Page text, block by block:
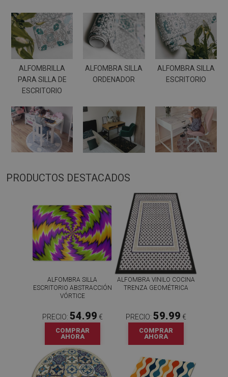
ALFOMBRILLA
PARA SILLA DE
ESCRITORIO
ALFOMBRA SILLA
ORDENADOR
ALFOMBRA SILLA
ESCRITORIO
PRODUCTOS DESTACADOS
ALFOMBRA SILLA
ESCRITORIO ABSTRACCIÓN
VÓRTICE
PRECIO: 54.99 €
COMPRAR
AHORA
ALFOMBRA VINILO COCINA
TRENZA GEOMÉTRICA
PRECIO: 59.99 €
COMPRAR
AHORA